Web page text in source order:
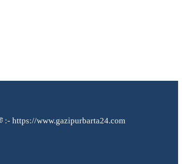
:- https://www.gazipurbarta24.com